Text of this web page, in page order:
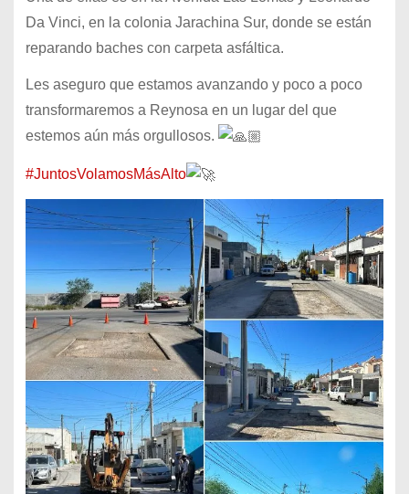
Da Vinci, en la colonia Jarachina Sur, donde se están
reparando baches con carpeta asfáltica.
Les aseguro que estamos avanzando y poco a poco
transformaremos a Reynosa en un lugar del que
estemos aún más orgullosos.
#JuntosVolamosMásAlto